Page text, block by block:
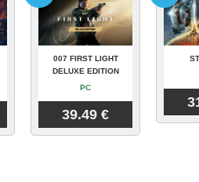
007 FIRST LIGHT
DELUXE EDITION
PC
39.49 €